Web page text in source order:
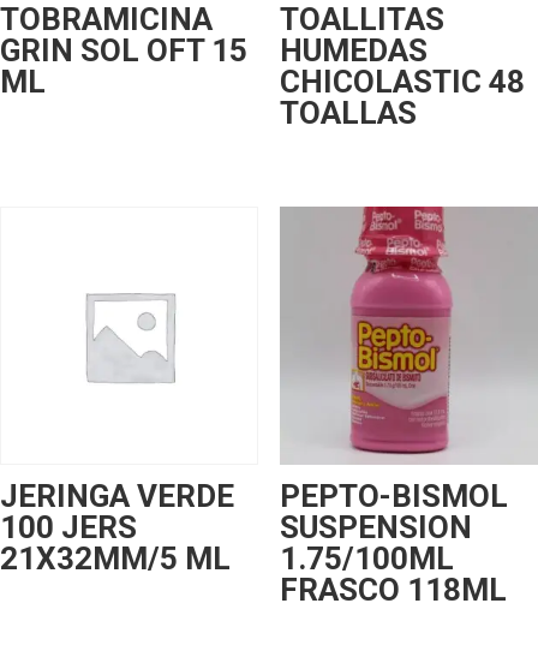
TOBRAMICINA
GRIN SOL OFT 15
ML
TOALLITAS
HUMEDAS
CHICOLASTIC 48
TOALLAS
JERINGA VERDE
100 JERS
21X32MM/5 ML
PEPTO-BISMOL
SUSPENSION
1.75/100ML
FRASCO 118ML